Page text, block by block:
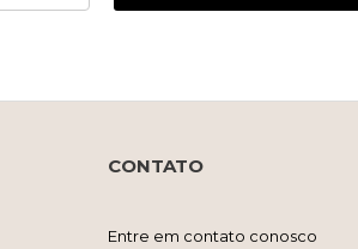
CONTATO
Entre em contato conosco